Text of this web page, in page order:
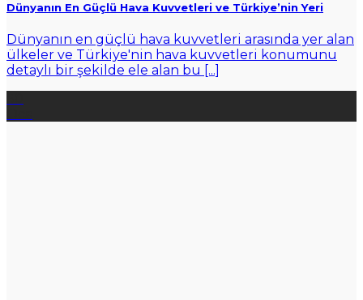
Dünyanın En Güçlü Hava Kuvvetleri ve Türkiye’nin Yeri
Dünyanın en güçlü hava kuvvetleri arasında yer alan
ülkeler ve Türkiye'nin hava kuvvetleri konumunu
detaylı bir şekilde ele alan bu [...]